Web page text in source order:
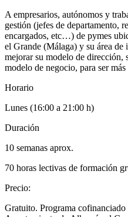
A empresarios, autónomos y
gestión (jefes de departamento,
encargados, etc…) de pymes
el Grande (Málaga) y su área de
mejorar su modelo de dirección,
modelo de negocio, para ser
Horario
Lunes (16:00 a 21:00 h)
Duración
10 semanas aprox.
70 horas lectivas de formación
Precio:
Gratuito. Programa